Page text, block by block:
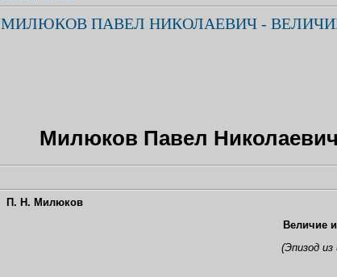
МИЛЮКОВ ПАВЕЛ НИКОЛАЕВИЧ -
Милюков Павел
П. Н. Милюков
Величие
(Эпизод